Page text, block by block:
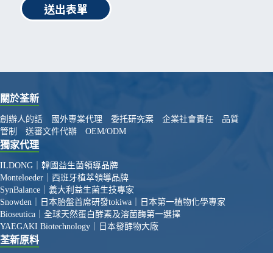
送出表單
關於荃新
創辦人的話 國外專業代理 委托研究案 企業社會責任
品質
管制
送審文件代辦 OEM/ODM
獨家代理
ILDONG｜韓國益生菌領導品牌
Monteloeder｜西班牙植萃領導品牌
SynBalance｜義大利益生菌生技專家
Snowden｜日本胎盤首席研發tokiwa｜日本第一植物化學專家
Bioseutica｜全球天然蛋白酵素及溶菌酶第一選擇
YAEGAKI Biotechnology｜日本發酵物大廠
荃新原料